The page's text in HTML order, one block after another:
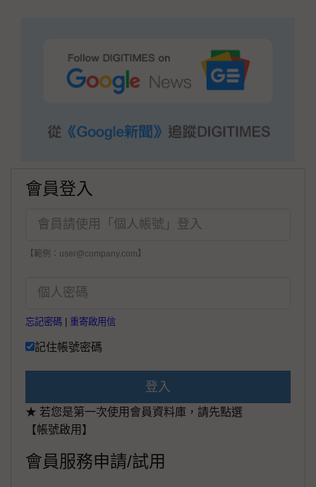
會員登入
【範例：user@company.com】
忘記密碼 重寄啟用信
記住帳號密碼
登入
★ 若您是第一次使用會員資料庫，請先點選
【帳號啟用】
會員服務申請/試用